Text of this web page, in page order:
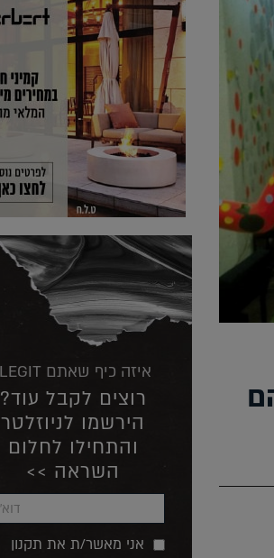
איזה כיף שאתם LEGIT!
רוצים לקבל עוד?
הירשמו לניוזלטר
והתחילו לחלום
השראה >>
אני מאשר/ת את תקנון